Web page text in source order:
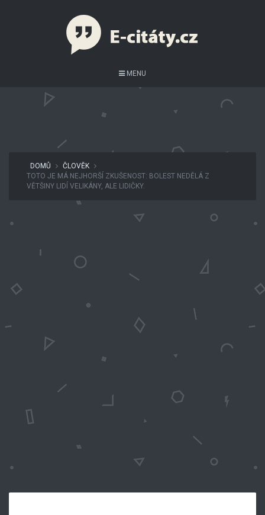
MENU
DOMŮ
ČLOVĚK
TOTO JE MÁ NEJHORŠÍ ZKUŠENOST: BOLEST NEDĚLÁ Z
VĚTŠINY LIDÍ VELIKÁNY, ALE LIDIČKY.